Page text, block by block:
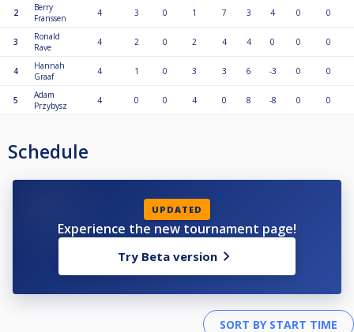
2
Berry
Franssen
4 3 0 1 7 3 4 0 0
3
Ronald
Rave
4 2 0 2 4 4 0 0 0
4
Hannah
Graaf
4 1 0 3 3 6 -3 0 0
5
Adam
Przybysz
4 0 0 4 0 8 -8 0 0
Schedule
UPDATED
Experience the new tournament page!
Try Beta version